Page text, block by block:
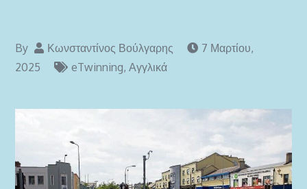
By Κωνσταντίνος Βούλγαρης
7 Μαρτίου,
2025
eTwinning,Αγγλικά